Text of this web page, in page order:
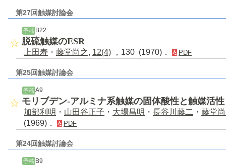
第27回触媒討論会
予稿 B22
脱硫触媒のESR
上田寿 ・ 藤堂尚之, 12(4) ，130 (1970)． PDF
第25回触媒討論会
予稿A9
モリブデン-アルミナ系触媒の固体酸性と触媒活性
加部利明 ・ 山田谷正子 ・ 大場昌明 ・ 長谷川藤二 ・ 藤堂
(1969)．
PDF
第24回触媒討論会
予稿 B9